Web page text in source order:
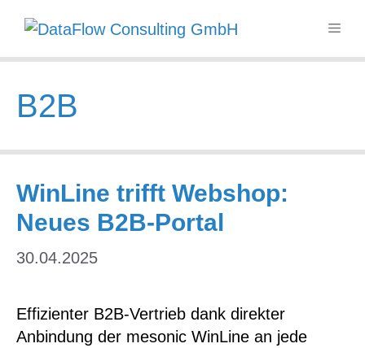
content
B2B
WinLine trifft Webshop:
Neues B2B-Portal
30.04.2025
Effizienter B2B-Vertrieb dank direkter
Anbindung der mesonic WinLine an jede